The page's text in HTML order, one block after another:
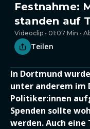
Festnahme:
standen auf
Videoclip • 01:07 Min •
Teilen
In Dortmund
unter anderem im
Politiker:innen
Spenden sollte
werden. Auch